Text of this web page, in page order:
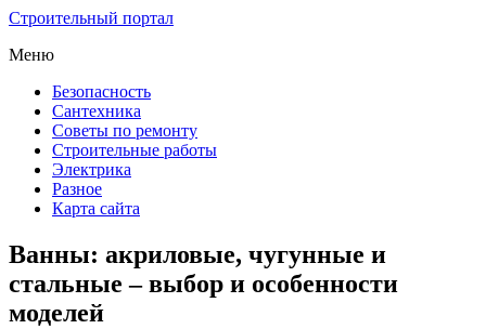
Строительный портал
Меню
Безопасность
Сантехника
Советы по ремонту
Строительные работы
Электрика
Разное
Карта сайта
Ванны: акриловые, чугунные и
стальные – выбор и особенности
моделей